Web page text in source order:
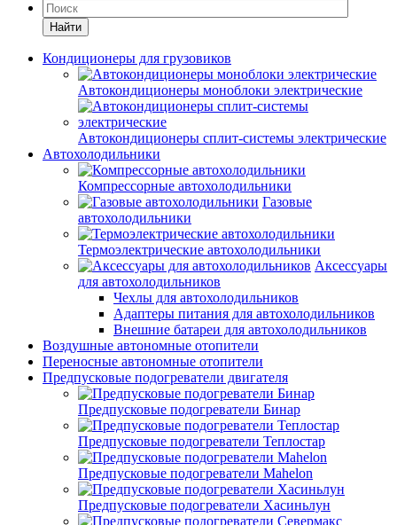
Найти
Кондиционеры для грузовиков
Автокондиционеры моноблоки электрические
Автокондиционеры сплит-системы электрические
Автохолодильники
Компрессорные автохолодильники
Газовые
автохолодильники
Термоэлектрические автохолодильники
Аксессуары
для автохолодильников
Чехлы для автохолодильников
Адаптеры питания для автохолодильников
Внешние батареи для автохолодильников
Воздушные автономные отопители
Переносные автономные отопители
Предпусковые подогреватели двигателя
Предпусковые подогреватели Бинар
Предпусковые подогреватели Теплостар
Предпусковые подогреватели Mahelon
Предпусковые подогреватели Хасиньлун